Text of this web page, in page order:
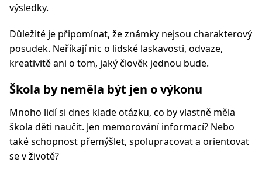
výsledky.
Důležité je připomínat, že známky nejsou charakterový
posudek. Neříkají nic o lidské laskavosti, odvaze,
kreativitě ani o tom, jaký člověk jednou bude.
Škola by neměla být jen o výkonu
Mnoho lidí si dnes klade otázku, co by vlastně měla
škola děti naučit. Jen memorování informací? Nebo
také schopnost přemýšlet, spolupracovat a orientovat
se v životě?